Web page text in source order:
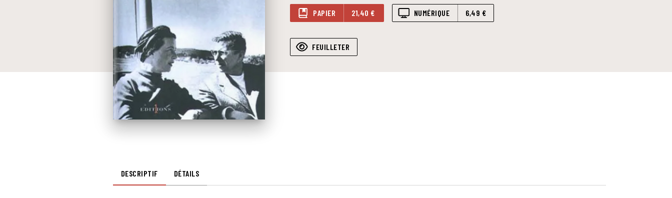
PAPIER
21,40 € NUMÉRIQUE 6,49 €
FEUILLETER
DESCRIPTIF DÉTAILS